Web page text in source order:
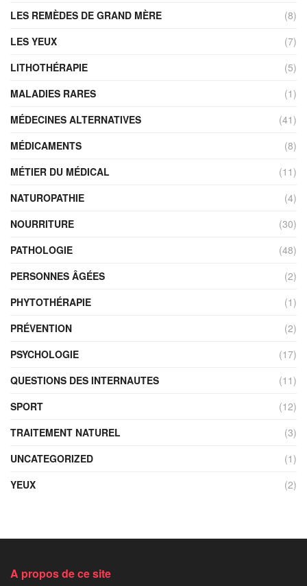
LES REMÈDES DE GRAND MÈRE
(8)
LES YEUX
(7)
LITHOTHÉRAPIE
(5)
MALADIES RARES
(1)
MÉDECINES ALTERNATIVES
(41)
MÉDICAMENTS
(8)
MÉTIER DU MÉDICAL
(11)
NATUROPATHIE
(4)
NOURRITURE
(30)
PATHOLOGIE
(48)
PERSONNES ÂGÉES
(2)
PHYTOTHÉRAPIE
(1)
PRÉVENTION
(2)
PSYCHOLOGIE
(17)
QUESTIONS DES INTERNAUTES
(11)
SPORT
(12)
TRAITEMENT NATUREL
(3)
UNCATEGORIZED
(1)
YEUX
(2)
A propos de ce site